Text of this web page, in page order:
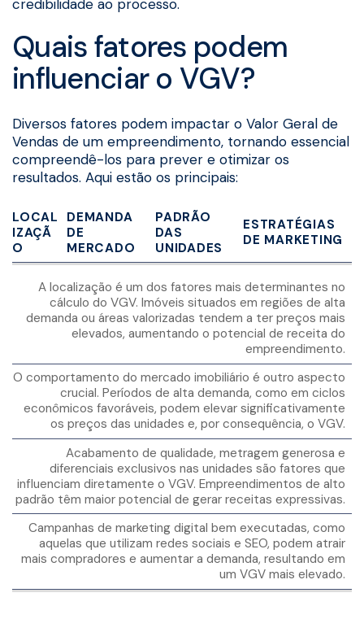
credibilidade ao processo.
Quais fatores podem
influenciar o VGV?
Diversos fatores podem impactar o Valor Geral de
Vendas de um empreendimento, tornando essencial
compreendê-los para prever e otimizar os
resultados. Aqui estão os principais:
LOCAL
IZAÇÃ
O
DEMANDA
DE
MERCADO
PADRÃO
DAS
UNIDADES
ESTRATÉGIAS
DE MARKETING
A localização é um dos fatores mais determinantes no
cálculo do VGV. Imóveis situados em regiões de alta
demanda ou áreas valorizadas tendem a ter preços mais
elevados, aumentando o potencial de receita do
empreendimento.
O comportamento do mercado imobiliário é outro aspecto
crucial. Períodos de alta demanda, como em ciclos
econômicos favoráveis, podem elevar significativamente
os preços das unidades e, por consequência, o VGV.
Acabamento de qualidade, metragem generosa e
diferenciais exclusivos nas unidades são fatores que
influenciam diretamente o VGV. Empreendimentos de alto
padrão têm maior potencial de gerar receitas expressivas.
Campanhas de marketing digital bem executadas, como
aquelas que utilizam redes sociais e SEO, podem atrair
mais compradores e aumentar a demanda, resultando em
um VGV mais elevado.